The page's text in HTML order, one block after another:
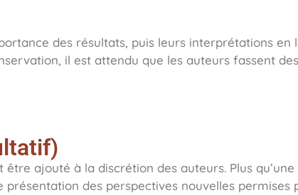
des résultats, puis leurs interprétations
il est attendu que les auteurs fassent
ajouté à la discrétion des auteurs. Plus
des perspectives nouvelles